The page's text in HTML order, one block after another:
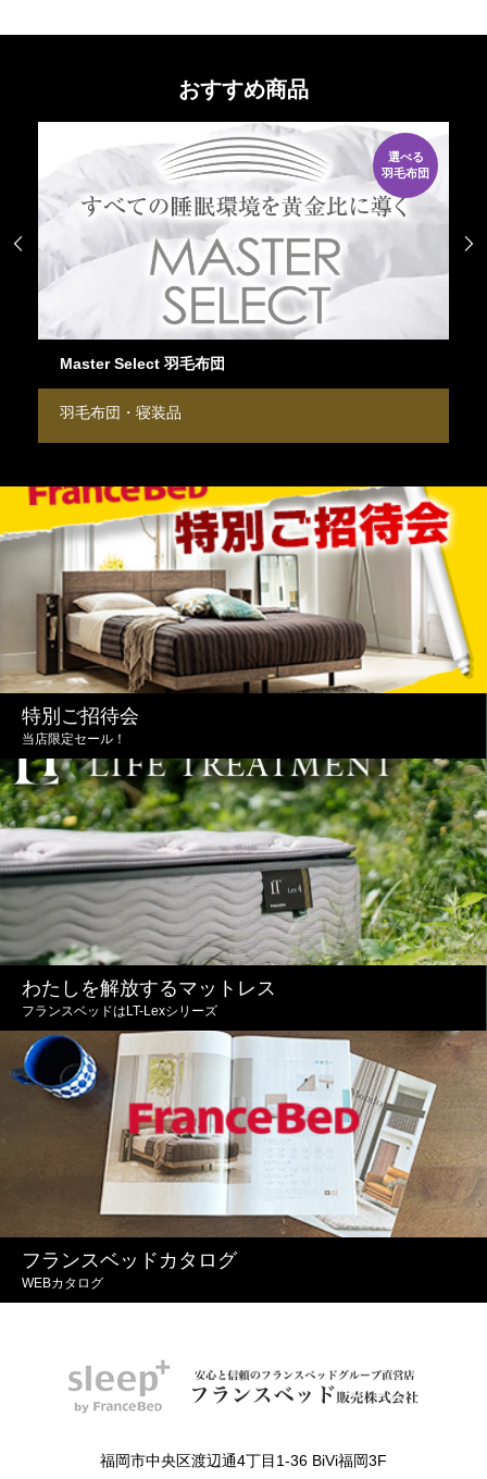
おすすめ商品
除菌
LT-Lexシリーズマットレス
マットレス
 
特別ご招待会
当店限定セール！
わたしを解放するマットレス
フランスベッドはLT-Lexシリーズ
フランスベッドカタログ
WEBカタログ
福岡市中央区渡辺通4丁目1-36 BiVi福岡3F